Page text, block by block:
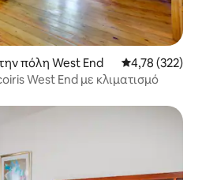
πόλη West End Μέση
4,78 (322)
West End με κλιματισμό